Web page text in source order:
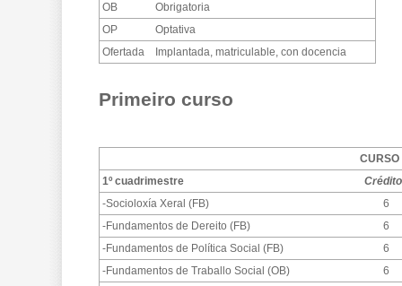
OB
Obrigatoria
OP
Optativa
Ofertada
Implantada, matriculable, con docencia
Primeiro curso
1º cuadrimestre
-Socioloxía Xeral (FB)
6
-Fundamentos de Dereito (FB)
6
-Fundamentos de Política Social (FB)
6
-Fundamentos de Traballo Social (OB)
6